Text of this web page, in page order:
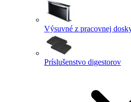
Výsuvné z pracovnej
Príslušenstvo digestorov